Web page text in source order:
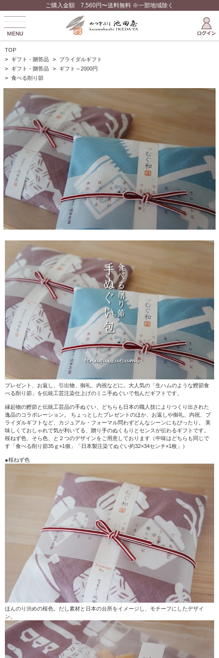
ご購入金額 7,560円〜送料無料 ※一部地域除く
TOP
> ギフト・贈答品 > ブライダルギフト
> ギフト・贈答品 > ギフト～2000円
> 食べる削り節
プレゼント、お返し、引出物、御礼、内祝などに。大人気の「生ハムのような鰹節食
べる削り節」を伝統工芸注染仕上げのミニ手ぬぐいで包んだギフトです。
縁起物の鰹節と伝統工芸品の手ぬぐい、どちらも日本の職人技によりつくり出された
逸品のコラボレーション。 ちょっとしたプレゼントのほか、お返しや御礼、内祝、ブ
ライダルギフトなど、カジュアル・フォーマル問わずどんなシーンにもぴったり。 美
味しくておしゃれで気が利いてる、贈り手のぬくもりとセンスが伝わるギフトです。
桜ねず色、そら色、と２つのデザインをご用意しております（中味はどちらも同じで
す「食べる削り節35ｇ×1個」「日本製注染てぬぐい約32×34センチ×1枚」）
●桜ねず色
ほんのり渋めの桜色。だし素材と日本の台所をイメージし、モチーフにしたデザイ
ン。